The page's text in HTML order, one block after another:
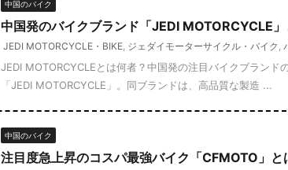
中国のバイク
中国発のバイクブランド「JEDI MOTORCYCLE
JEDI MOTORCYCLE・BIKE ジェダイモーターサイクル・バイク
JEDI MOTORCYCLEとは何者？中国発の注目バイクブラン
「JEDI MOTORCYCLE」。同ブランドは、高品質な製造 ...
中国のバイク
注目度急上昇のコスパ最強バイク「CFMOTO」と